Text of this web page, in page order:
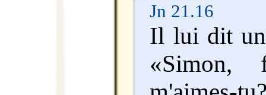
Jn 21.16
Il lui dit
«Simon,